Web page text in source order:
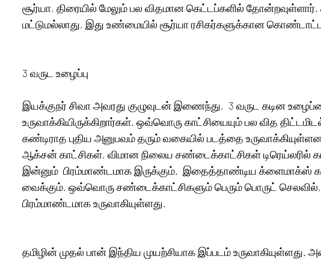
சூர்யா, திரையில் மேலும் பல விதமான கெட்டப்களில்
மட்டுமல்லாது, இது உண்மையில் சூர்யா ரசிகர்களுக்கான
3 வருட உழைப்பு
இயக்குநர் சிவா அவரது குழுவுடன் இணைந்து,  3 வருட கடின
உருவாக்கியிருக்கிறார்கள். ஒவ்வொரு காட்சியையும் பல வித
கண்டிராத புதிய அனுபவம் தரும் வகையில் படத்தை
ஆக்சன் காட்சிகள், விமான நிலைய சண்டைக்காட்சிகள் டிரெய்லரில்
இன்னும்  பிரம்மாண்டமாக இருக்கும்.  இதைத்தாண்டிய க்ளைமாக்ஸ்
வைக்கும். ஒவ்வொரு சண்டைக்காட்சிகளும் பெரும் பொருட் செலவில்,
பிரம்மாண்டமாக உருவாகியுள்ளது.
தமிழின் முதல் பான் இந்திய முயற்சியாக இப்படம் உருவாகியுள்ளது.